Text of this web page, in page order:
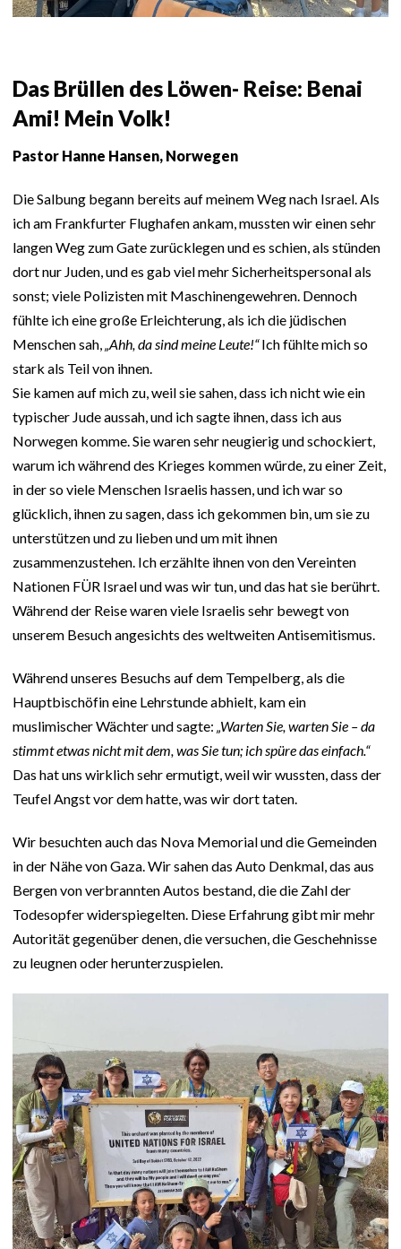
Das Brüllen des Löwen- Reise: Benai
Ami! Mein Volk!
Pastor Hanne Hansen, Norwegen
Die Salbung begann bereits auf meinem Weg nach Israel. Als
ich am Frankfurter Flughafen ankam, mussten wir einen sehr
langen Weg zum Gate zurücklegen und es schien, als stünden
dort nur Juden, und es gab viel mehr Sicherheitspersonal als
sonst; viele Polizisten mit Maschinengewehren. Dennoch
fühlte ich eine große Erleichterung, als ich die jüdischen
Menschen sah,„Ahh, da sind meine Leute!“Ich fühlte mich so
stark als Teil von ihnen.
Sie kamen auf mich zu, weil sie sahen, dass ich nicht wie ein
typischer Jude aussah, und ich sagte ihnen, dass ich aus
Norwegen komme. Sie waren sehr neugierig und schockiert,
warum ich während des Krieges kommen würde, zu einer Zeit,
in der so viele Menschen Israelis hassen, und ich war so
glücklich, ihnen zu sagen, dass ich gekommen bin, um sie zu
unterstützen und zu lieben und um mit ihnen
zusammenzustehen. Ich erzählte ihnen von den Vereinten
Nationen FÜR Israel und was wir tun, und das hat sie berührt.
Während der Reise waren viele Israelis sehr bewegt von
unserem Besuch angesichts des weltweiten Antisemitismus.
Während unseres Besuchs auf dem Tempelberg, als die
Hauptbischöfin eine Lehrstunde abhielt, kam ein
muslimischer Wächter und sagte: „Warten Sie, warten Sie – da
stimmt etwas nicht mit dem, was Sie tun; ich spüre das einfach.“
Das hat uns wirklich sehr ermutigt, weil wir wussten, dass der
Teufel Angst vor dem hatte, was wir dort taten.
Wir besuchten auch das Nova Memorial und die Gemeinden
in der Nähe von Gaza. Wir sahen das Auto Denkmal, das aus
Bergen von verbrannten Autos bestand, die die Zahl der
Todesopfer widerspiegelten. Diese Erfahrung gibt mir mehr
Autorität gegenüber denen, die versuchen, die Geschehnisse
zu leugnen oder herunterzuspielen.